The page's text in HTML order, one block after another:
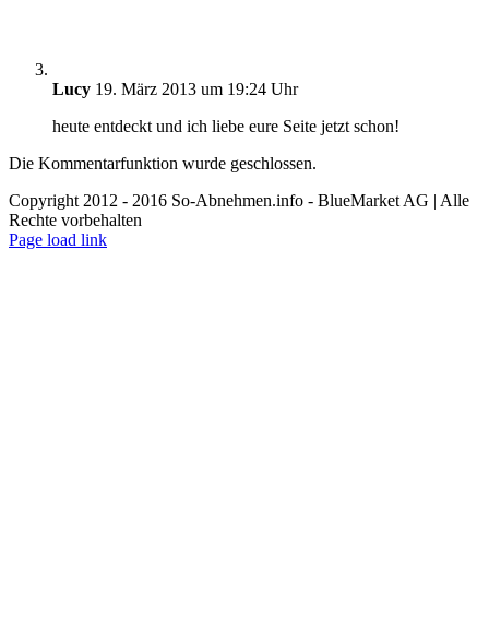
Lucy 19. März 2013 um 19:24 Uhr
heute entdeckt und ich liebe eure Seite jetzt schon!
Die Kommentarfunktion wurde geschlossen.
Copyright 2012 - 2016 So-Abnehmen.info - BlueMarket AG | Alle
Rechte vorbehalten
YouTube
Facebook
Pinterest
Instagram
X
Toggle
Page load link